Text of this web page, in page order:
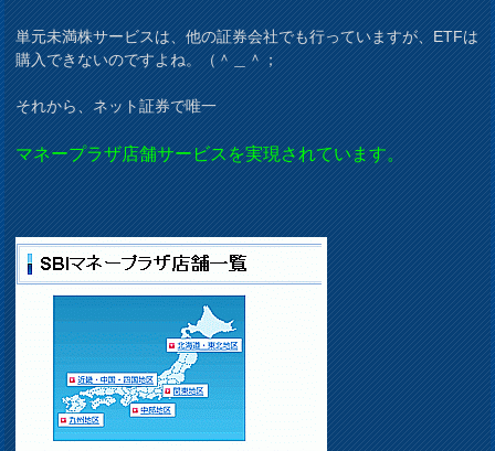
単元未満株サービスは、他の証券会社でも行っていますが、ETFは
購入できないのですよね。（＾＿＾；
それから、ネット証券で唯一
マネープラザ店舗サービスを実現されています。